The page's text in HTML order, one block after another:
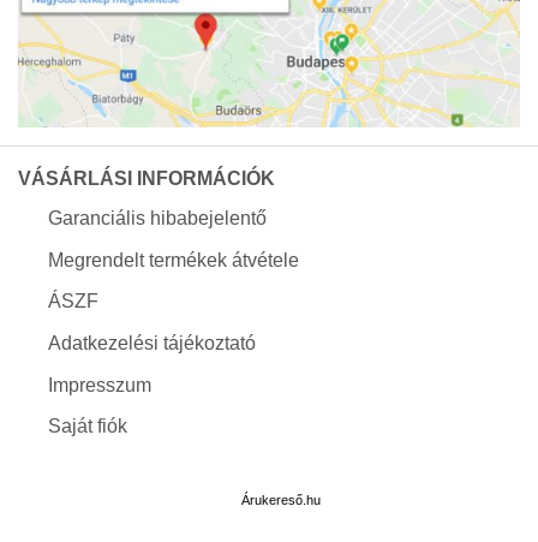
VÁSÁRLÁSI INFORMÁCIÓK
Garanciális hibabejelentő
Megrendelt termékek átvétele
ÁSZF
Adatkezelési tájékoztató
Impresszum
Saját fiók
Árukereső.hu